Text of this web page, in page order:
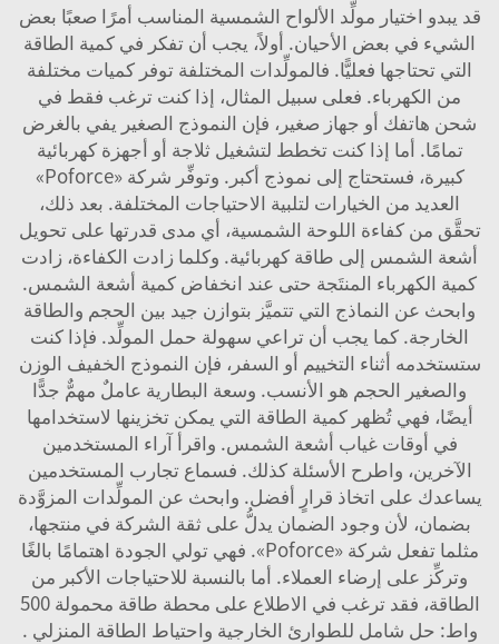
قد يبدو اختيار مولِّد الألواح الشمسية المناسب أمرًا صعبًا بعض
الشيء في بعض الأحيان. أولاً، يجب أن تفكر في كمية الطاقة
التي تحتاجها فعليًّا. فالمولِّدات المختلفة توفر كميات مختلفة
من الكهرباء. فعلى سبيل المثال، إذا كنت ترغب فقط في
شحن هاتفك أو جهاز صغير، فإن النموذج الصغير يفي بالغرض
تمامًا. أما إذا كنت تخطط لتشغيل ثلاجة أو أجهزة كهربائية
كبيرة، فستحتاج إلى نموذج أكبر. وتوفِّر شركة «Poforce»
العديد من الخيارات لتلبية الاحتياجات المختلفة. بعد ذلك،
تحقَّق من كفاءة اللوحة الشمسية، أي مدى قدرتها على تحويل
أشعة الشمس إلى طاقة كهربائية. وكلما زادت الكفاءة، زادت
كمية الكهرباء المنتَجة حتى عند انخفاض كمية أشعة الشمس.
وابحث عن النماذج التي تتميَّز بتوازن جيد بين الحجم والطاقة
الخارجة. كما يجب أن تراعي سهولة حمل المولِّد. فإذا كنت
ستستخدمه أثناء التخييم أو السفر، فإن النموذج الخفيف الوزن
والصغير الحجم هو الأنسب. وسعة البطارية عاملٌ مهمٌّ جدًّا
أيضًا، فهي تُظهر كمية الطاقة التي يمكن تخزينها لاستخدامها
في أوقات غياب أشعة الشمس. واقرأ آراء المستخدمين
الآخرين، واطرح الأسئلة كذلك. فسماع تجارب المستخدمين
يساعدك على اتخاذ قرارٍ أفضل. وابحث عن المولِّدات المزوَّدة
بضمان، لأن وجود الضمان يدلُّ على ثقة الشركة في منتجها،
مثلما تفعل شركة «Poforce». فهي تولي الجودة اهتمامًا بالغًا
وتركِّز على إرضاء العملاء. أما بالنسبة للاحتياجات الأكبر من
الطاقة، فقد ترغب في الاطلاع على
محطة طاقة محمولة 500
واط: حل شامل للطوارئ الخارجية واحتياط الطاقة المنزلي .